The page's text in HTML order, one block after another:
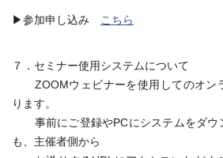
▶参加申し込み こちら
７．セミナー使用システムについて
ZOOMウェビナーを使用してのオン
ります。
事前にご登録やPCにシステムをダウ
も、主催者側から